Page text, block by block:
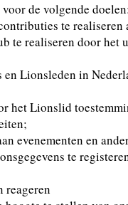
de volgende doelen:
te realiseren
te realiseren door het
en Lionsleden in
het Lionslid
evenementen en
te
reageren